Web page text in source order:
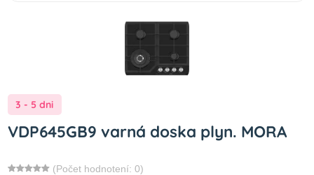
3 - 5 dni
VDP645GB9 varná doska plyn. MORA
(Počet hodnotení: 0)